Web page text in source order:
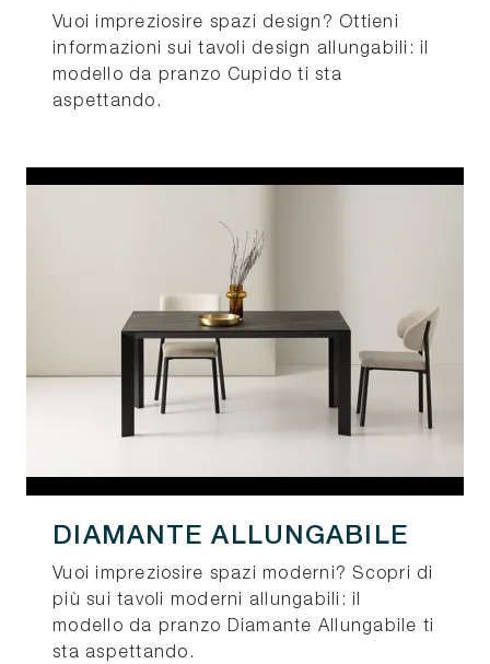
Vuoi impreziosire spazi design? Ottieni
informazioni sui tavoli design allungabili: il
modello da pranzo Cupido ti sta
aspettando.
DIAMANTE ALLUNGABILE
Vuoi impreziosire spazi moderni? Scopri di
più sui tavoli moderni allungabili: il
modello da pranzo Diamante Allungabile ti
sta aspettando.